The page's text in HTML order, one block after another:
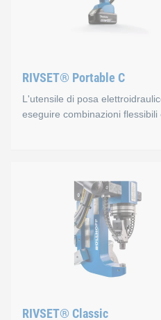
RIVSET® Portable C
L'utensile di posa
eseguire combinazioni flessibili
Vantaggi
Ciclo di regolazione
Impostazione precisa
RIVSET® Classic